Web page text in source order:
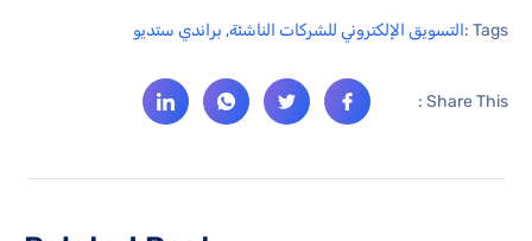
Tags : التسويق الإلكتروني للشركات الناشئة, براندي ستديو
Share This :